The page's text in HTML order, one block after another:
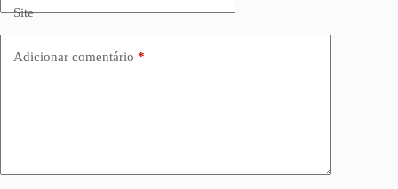
Site
Adicionar comentário *